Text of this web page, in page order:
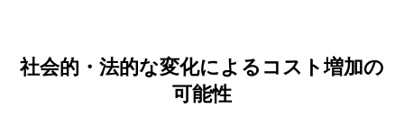
社会的・法的な変化によるコスト増加の
可能性